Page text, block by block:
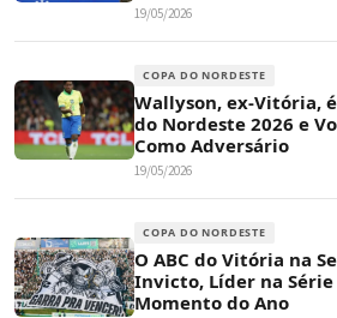
19/05/2026
COPA DO NORDESTE
Wallyson, ex-Vitória,
do Nordeste 2026 e
Como Adversário
19/05/2026
COPA DO NORDESTE
O ABC do Vitória na
Invicto, Líder na
Momento do Ano